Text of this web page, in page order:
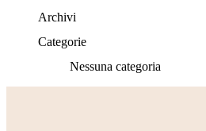
Archivi
Categorie
Nessuna categoria